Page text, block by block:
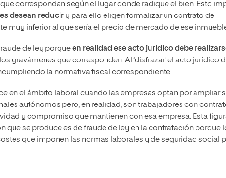
correspondan según el lugar donde radique el bien. Esto
desean reducir y para ello eligen formalizar un contrato de
muy inferior al que sería el precio de mercado de ese
de ley porqueen realidad ese acto jurídico debe
gravámenes que corresponden. Al ‘disfrazar’ el acto jurídico
la normativa fiscal correspondiente.
en el ámbito laboral cuando las empresas optan por ampliar
autónomos pero, en realidad, son trabajadores con
y compromiso que mantienen con esa empresa. Esta
que se produce es de fraude de ley en la contratación porque
que imponen las normas laborales y de seguridad social